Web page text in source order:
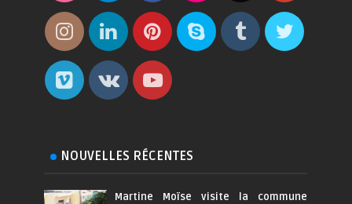
NOUVELLES RÉCENTES
Martine Moïse visite la commune